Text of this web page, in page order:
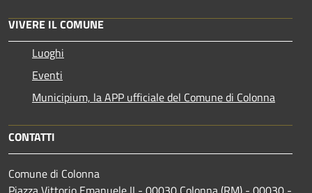
VIVERE IL COMUNE
Luoghi
Eventi
Municipium, la APP ufficiale del Comune di Colonna
CONTATTI
Comune di Colonna